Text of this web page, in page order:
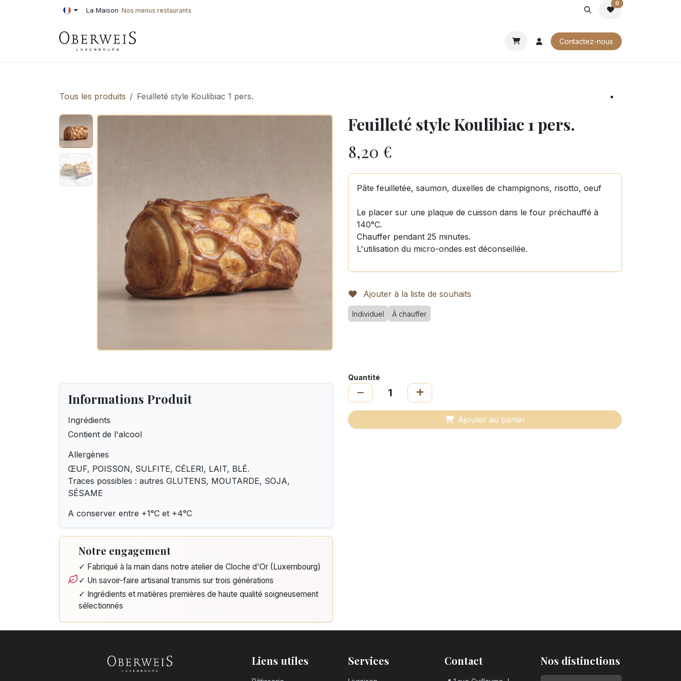
Se rendre au contenu La Maison Nos menus restaurants
0
Contactez-nous
Tous les produits Feuilleté style Koulibiac 1 pers.
Feuilleté style Koulibiac 1 pers.
8,20 €
Pâte feuilletée, saumon, duxelles de champignons, risotto, oeuf
Le placer sur une plaque de cuisson dans le four préchauffé à
140°C.
Chauffer pendant 25 minutes.
L'utilisation du micro-ondes est déconseillée.
Ajouter à la liste de souhaits
Individuel À chauffer
Informations Produit
Ingrédients
Contient de l'alcool
Allergènes
ŒUF, POISSON, SULFITE, CÉLERI, LAIT, BLÉ.
Traces possibles : autres GLUTENS, MOUTARDE, SOJA,
SÉSAME
A conserver entre +1°C et +4°C
Notre engagement
✓ Fabriqué à la main dans notre atelier de Cloche d'Or (Luxembourg)
✓ Un savoir-faire artisanal transmis sur trois générations
✓ Ingrédients et matières premières de haute qualité soigneusement
sélectionnés
Quantité
Ajouter au panier
Liens utiles Services Contact Nos distinctions